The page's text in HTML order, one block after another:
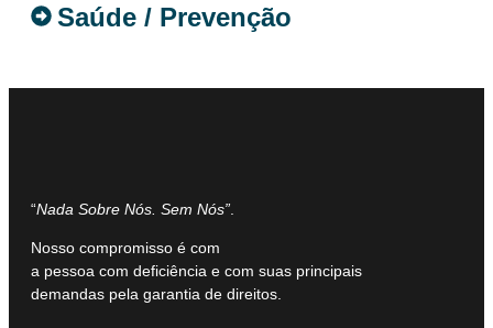
Saúde / Prevenção
“Nada Sobre Nós. Sem Nós”
Nosso compromisso é com
a pessoa com deficiência e com suas principais
demandas pela garantia de direitos.